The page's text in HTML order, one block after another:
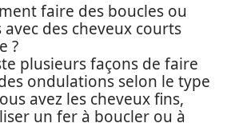
faire des boucles ou
des cheveux courts
?
plusieurs façons de faire
ondulations selon le type
avez les cheveux fins,
un fer à boucler ou à